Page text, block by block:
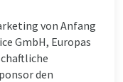
von Anfang
GmbH, Europas
den